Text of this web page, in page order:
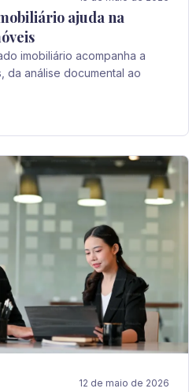
ajuda na
imobiliário acompanha a
da análise documental ao
12 de maio de 2026